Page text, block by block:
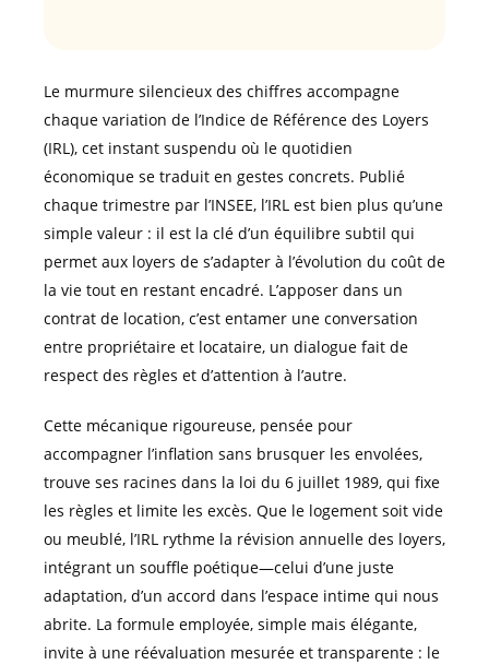
Le murmure silencieux des chiffres accompagne
chaque variation de l’Indice de Référence des Loyers
(IRL), cet instant suspendu où le quotidien
économique se traduit en gestes concrets. Publié
chaque trimestre par l’INSEE, l’IRL est bien plus qu’une
simple valeur : il est la clé d’un équilibre subtil qui
permet aux loyers de s’adapter à l’évolution du coût de
la vie tout en restant encadré. L’apposer dans un
contrat de location, c’est entamer une conversation
entre propriétaire et locataire, un dialogue fait de
respect des règles et d’attention à l’autre.
Cette mécanique rigoureuse, pensée pour
accompagner l’inflation sans brusquer les envolées,
trouve ses racines dans la loi du 6 juillet 1989, qui fixe
les règles et limite les excès. Que le logement soit vide
ou meublé, l’IRL rythme la révision annuelle des loyers,
intégrant un souffle poétique—celui d’une juste
adaptation, d’un accord dans l’espace intime qui nous
abrite. La formule employée, simple mais élégante,
invite à une réévaluation mesurée et transparente : le